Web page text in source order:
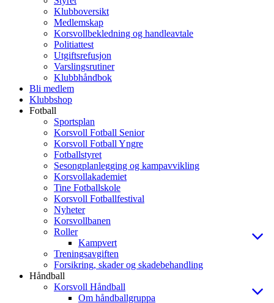
Klubboversikt
Medlemskap
Korsvollbekledning og handleavtale
Politiattest
Utgiftsrefusjon
Varslingsrutiner
Klubbhåndbok
Bli medlem
Klubbshop
Fotball
Sportsplan
Korsvoll Fotball Senior
Korsvoll Fotball Yngre
Fotballstyret
Sesongplanlegging og kampavvikling
Korsvollakademiet
Tine Fotballskole
Korsvoll Fotballfestival
Nyheter
Korsvollbanen
Roller
Kampvert
Treningsavgiften
Forsikring, skader og skadebehandling
Håndball
Korsvoll Håndball
Om håndballgruppa